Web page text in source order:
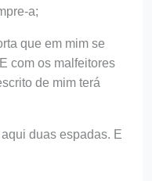
a;
que em mim se
com os malfeitores
de mim terá
duas espadas. E